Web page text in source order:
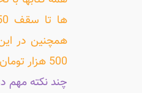
همچنین در
500 هزار تومان، ارسال رایگان هست...
چند نکته مهم